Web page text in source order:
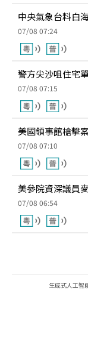
中央氣象台料白
07/08 07:24
警方尖沙咀住宅
07/08 07:15
美國領事館槍擊
07/08 07:10
美參院資深議員
07/08 06:54
生成式人工智